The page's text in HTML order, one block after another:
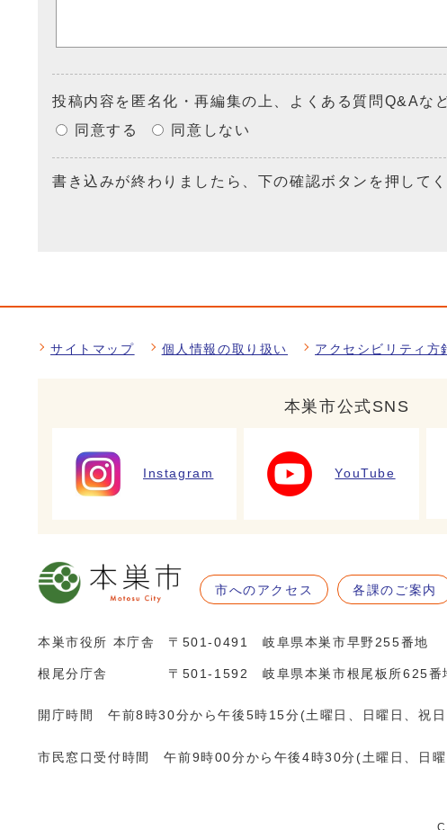
投稿内容を匿名化・再編集の上、よくある質問Q&Aな
同意する
同意しない
書き込みが終わりましたら、下の確認ボタンを押してく
サイトマップ 個人情報の取り扱い アクセシビリティ方
本巣市公式SNS
Instagram YouTube
市へのアクセス 各課のご案内
本巣市役所 本庁舎 〒501-0491 岐阜県本巣市早野255番地
根尾分庁舎 〒501-1592 岐阜県本巣市根尾板所625番
開庁時間 午前8時30分から午後5時15分(土曜日、日曜日、祝
市民窓口受付時間 午前9時00分から午後4時30分(土曜日、日